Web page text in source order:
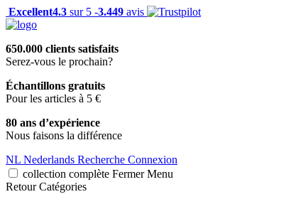
Excellent4.3 sur 5 -3.449 avis
650.000 clients satisfaits
Serez-vous le prochain?
Échantillons gratuits
Pour les articles à 5 €
80 ans d’expérience
Nous faisons la différence
NL Nederlands Recherche Connexion
collection complète Fermer Menu
Retour Catégories